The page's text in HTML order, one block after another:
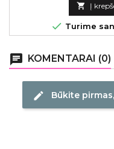
 Į
 Turime
chat KOMENTARAI (0)
edit Būkite